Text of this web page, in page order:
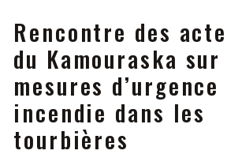
Rencontre des
du Kamouraska
mesures d’urgence
incendie dans les
tourbières